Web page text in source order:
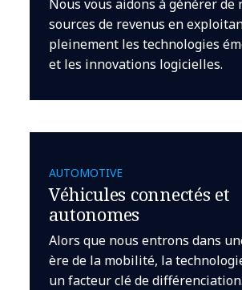
Nous vous aidons à générer de
sources de revenus en
pleinement les technologies
et les innovations logicielles.
AUTOMOTIVE
Véhicules connectés et
autonomes
Alors que nous entrons dans
ère de la mobilité, la
un facteur clé de